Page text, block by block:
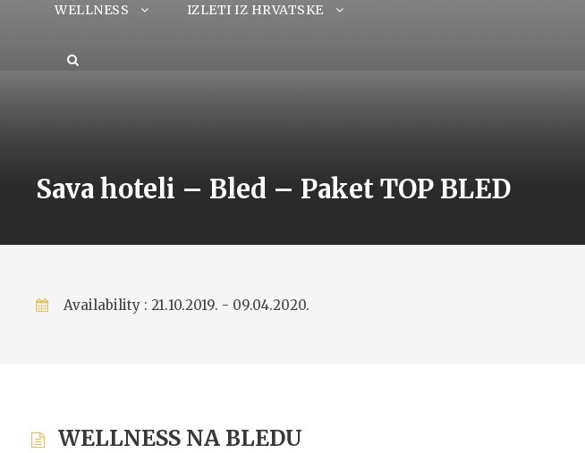
WELLNESS IZLETI IZ HRVATSKE
Sava hoteli – Bled – Paket TOP BLED
Availability : 21.10.2019. - 09.04.2020.
WELLNESS NA BLEDU